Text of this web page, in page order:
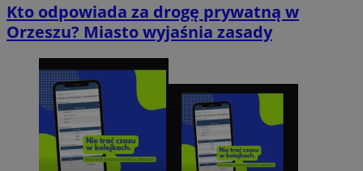
Kto odpowiada za drogę prywatną w
Orzeszu? Miasto wyjaśnia zasady